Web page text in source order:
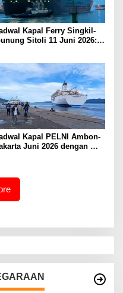
Kapal Ferry Singkil-
Sitoli 11 Juni 2026:
Kapal PELNI Ambon-
Juni 2026 dengan